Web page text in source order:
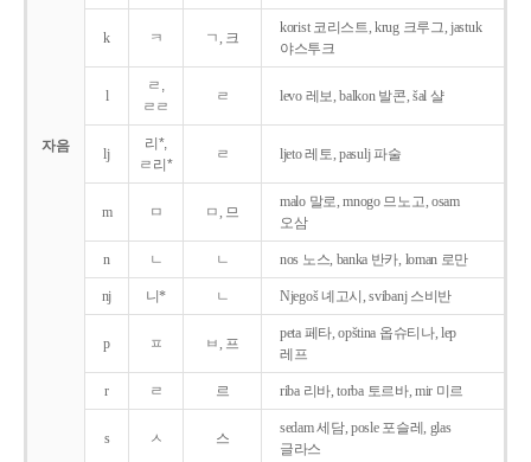
자음
k ㅋ ㄱ, 크
korist 코리스트, krug 크루그, jastuk
야스투크
l
ㄹ,
ㄹㄹ
ㄹ levo 레보, balkon 발콘, šal 샬
lj
리*,
ㄹ리*
ㄹ ljeto 레토, pasulj 파술
m ㅁ ㅁ, 므
malo 말로, mnogo 므노고, osam
오삼
n ㄴ ㄴ nos 노스, banka 반카, loman 로만
nj 니* ㄴ Njegoš 녜고시, svibanj 스비반
p ㅍ ㅂ, 프
peta 페타, opština 옵슈티나, lep
레프
r ㄹ 르 riba 리바, torba 토르바, mir 미르
s ㅅ 스
sedam 세담, posle 포슬레, glas
글라스